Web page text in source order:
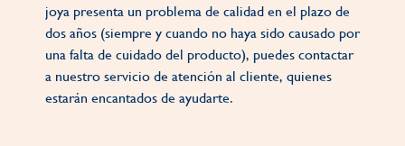
joya presenta un problema de calidad en el plazo de
dos años (siempre y cuando no haya sido causado por
una falta de cuidado del producto), puedes contactar
a nuestro servicio de atención al cliente, quienes
estarán encantados de ayudarte.